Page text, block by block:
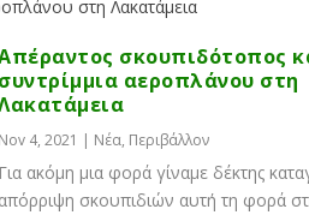
σκουπιδότοπος
συντρίμμια αεροπλάνου στη
Nov 4, 2021 | Νέα, Περιβάλλον
Για ακόμη μια φορά γίναμε δέκτης
απόρριψη σκουπιδιών αυτή τη φορά